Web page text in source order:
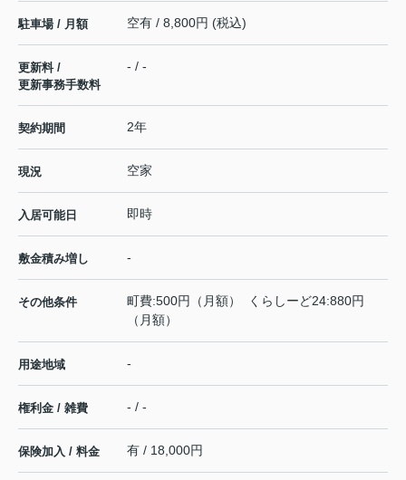
駐車場 / 月額 空有 / 8,800円 (税込)
更新料 /
更新事務手数料
- / -
契約期間 2年
現況 空家
入居可能日 即時
敷金積み増し -
その他条件
町費:500円（月額） くらしーど24:880円
（月額）
用途地域 -
権利金 / 雑費 - / -
保険加入 / 料金 有 / 18,000円